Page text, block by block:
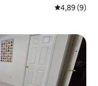
Note
4,89 (9)